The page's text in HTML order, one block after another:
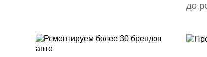
до